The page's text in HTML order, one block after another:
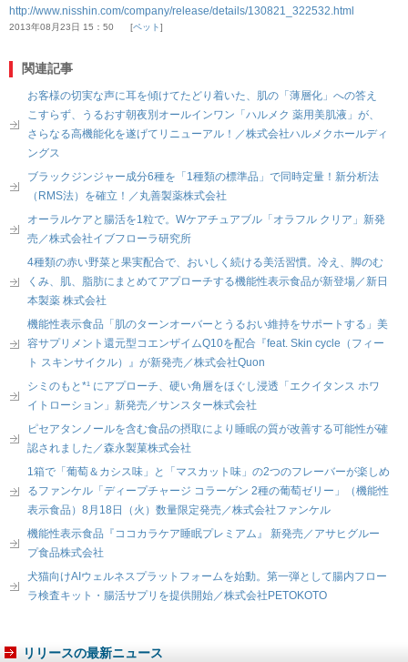
http://www.nisshin.com/company/release/details/130821_322532.html
2013年08月23日 15：50 ペット
関連記事
お客様の切実な声に耳を傾けてたどり着いた、肌の「薄層化」への答え
こすらず、うるおす朝夜別オールインワン「ハルメク 薬用美肌液」が、
さらなる高機能化を遂げてリニューアル！／株式会社ハルメクホールディ
ングス
ブラックジンジャー成分6種を「1種類の標準品」で同時定量！新分析法
（RMS法）を確立！／丸善製薬株式会社
オーラルケアと腸活を1粒で。Wケアチュアブル「オラフル クリア」新発
売／株式会社イブフローラ研究所
4種類の赤い野菜と果実配合で、おいしく続ける美活習慣。冷え、脚のむ
くみ、肌、脂肪にまとめてアプローチする機能性表示食品が新登場／新日
本製薬 株式会社
機能性表示食品「肌のターンオーバーとうるおい維持をサポートする」美
容サプリメント還元型コエンザイムQ10を配合『feat. Skin cycle（フィー
ト スキンサイクル）』が新発売／株式会社Quon
シミのもと*¹ にアプローチ、硬い角層をほぐし浸透「エクイタンス ホワ
イトローション」新発売／サンスター株式会社
ピセアタンノールを含む食品の摂取により睡眠の質が改善する可能性が確
認されました／森永製菓株式会社
1箱で「葡萄＆カシス味」と「マスカット味」の2つのフレーバーが楽しめ
るファンケル「ディープチャージ コラーゲン 2種の葡萄ゼリー」（機能性
表示食品）8月18日（火）数量限定発売／株式会社ファンケル
機能性表示食品『ココカラケア睡眠プレミアム』 新発売／アサヒグルー
プ食品株式会社
犬猫向けAIウェルネスプラットフォームを始動。第一弾として腸内フロー
ラ検査キット・腸活サプリを提供開始／株式会社PETOKOTO
リリースの最新ニュース